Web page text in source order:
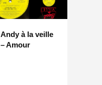
Andy à la veille
– Amour